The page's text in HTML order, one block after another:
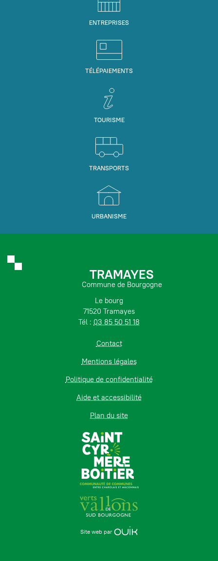
ENTREPRISES
TÉLÉPAIEMENTS
TOURISME
TRANSPORTS
URBANISME
TRAMAYES
Commune de Bourgogne
Le bourg
71520 Tramayes
Tél : 03 85 50 51 18
Contact
Mentions légales
Politique de confidentialité
Aide et accessibilité
Plan du site
Site web par